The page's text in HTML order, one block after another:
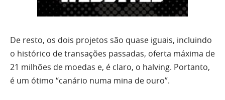
De resto, os dois projetos são quase iguais, incluindo
o histórico de transações passadas, oferta máxima de
21 milhões de moedas e, é claro, o halving. Portanto,
é um ótimo “canário numa mina de ouro”.